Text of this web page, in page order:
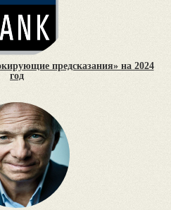
предсказания» на 2024
год